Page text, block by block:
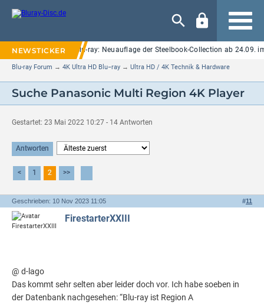
Navigation
Street" auf UHD Blu-ray: Neuauflage der Steelbook-Collection ab 24.09. im
Blu-ray Forum → 4K Ultra HD Blu−ray → Ultra HD / 4K Technik & Hardware
Suche Panasonic Multi Region 4K Player
Gestartet: 23 Mai 2022 10:27 - 14 Antworten
Antworten
< 1 2 >>
#11
Geschrieben: 10 Nov 2023 11:05
FirestarterXXIII
@ d-lago
Das kommt sehr selten aber leider doch vor. Ich habe soeben in
der Datenbank nachgesehen: “Blu-ray ist Region A